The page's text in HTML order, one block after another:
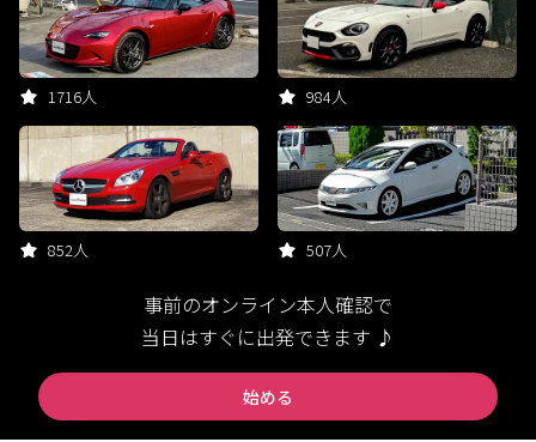
1716人 984人
852人 507人
事前のオンライン本人確認で
当日はすぐに出発できます ♪
始める